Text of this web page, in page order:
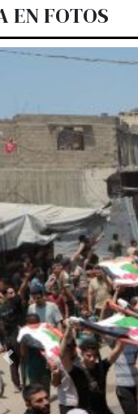
EN FOTOS
Previous